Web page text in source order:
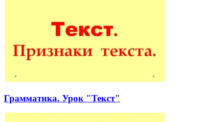
Грамматика. Урок "Текст"